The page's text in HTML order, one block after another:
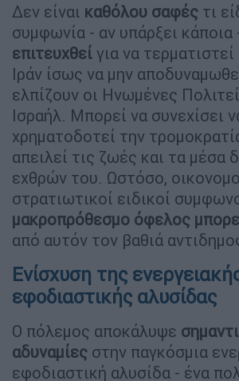
Δεν είναι καθόλου σαφές τι
συμφωνία - αν υπάρξει κάποια
επιτευχθεί για να
Ιράν ίσως να μην
ελπίζουν οι Ηνωμένες
Ισραήλ. Μπορεί να συνεχίσει
χρηματοδοτεί την
απειλεί τις ζωές και τα μέσα
εχθρών του. Ωστόσο,
στρατιωτικοί ειδικοί
μακροπρόθεσμο όφελος
από αυτόν τον βαθιά
Ενίσχυση της
εφοδιαστικής αλυσίδας
Ο πόλεμος αποκάλυψε
αδυναμίες στην παγκόσμια
εφοδιαστική αλυσίδα - ένα